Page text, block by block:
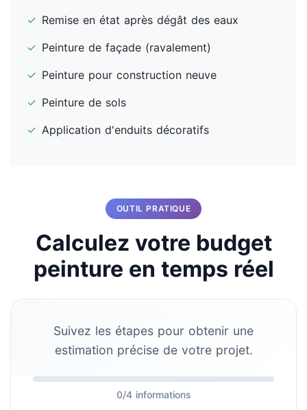
✓ Remise en état après dégât des eaux
✓ Peinture de façade (ravalement)
✓ Peinture pour construction neuve
✓ Peinture de sols
✓ Application d'enduits décoratifs
OUTIL PRATIQUE
Calculez votre budget
peinture en temps réel
Suivez les étapes pour obtenir une
estimation précise de votre projet.
0/4 informations